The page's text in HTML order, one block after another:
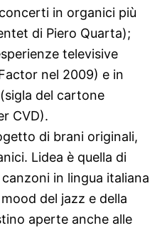
in organici più
di Piero Quarta);
televisive
nel 2009) e in
del cartone
CVD).
di brani originali,
Lidea è quella di
in lingua italiana
del jazz e della
aperte anche alle